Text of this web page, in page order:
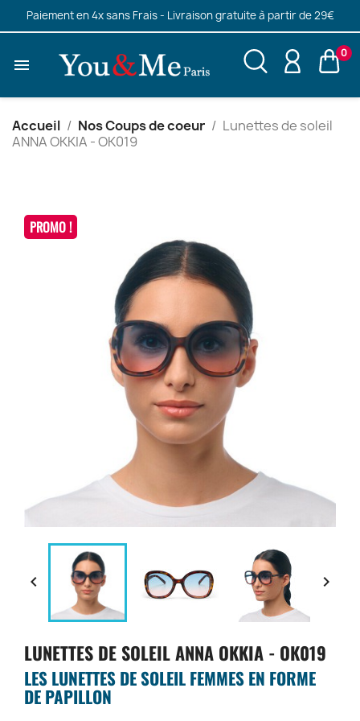
Paiement en 4x sans Frais - Livraison gratuite à partir de 29€

0
Accueil Nos Coups de coeur
Lunettes de soleil
ANNA OKKIA - OK019
PROMO !
 
LUNETTES DE SOLEIL ANNA OKKIA - OK019
LES LUNETTES DE SOLEIL FEMMES EN FORME
DE PAPILLON